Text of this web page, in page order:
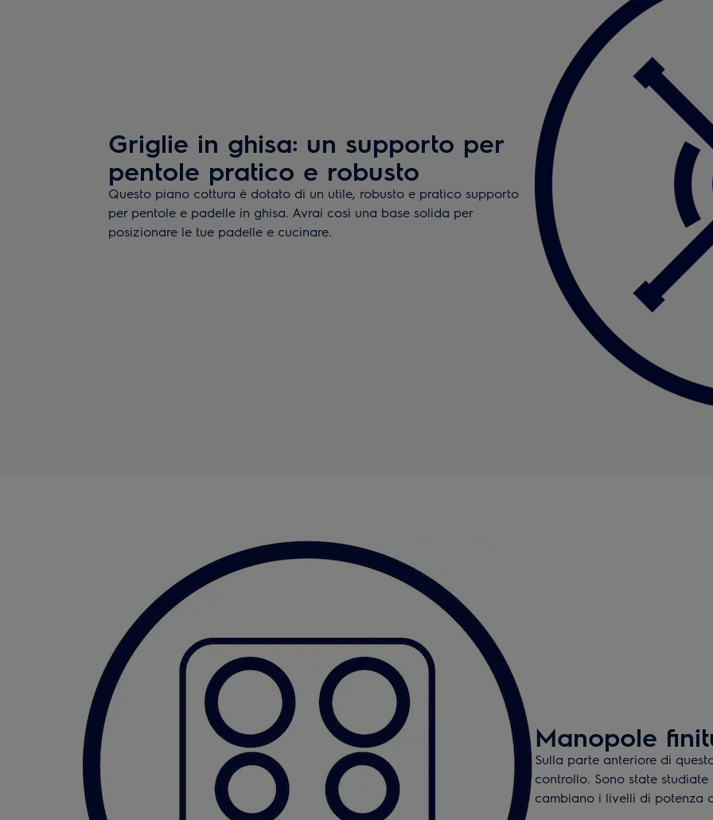
Griglie in ghisa: un supporto per
pentole pratico e robusto
Questo piano cottura è dotato di un utile, robusto e pratico supporto
per pentole e padelle in ghisa. Avrai così una base solida per
posizionare le tue padelle e cucinare.
Manopole
Sulla parte anteriore di
controllo. Sono state
cambiano i livelli di potenza